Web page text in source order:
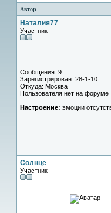
Автор
Наталия77
Участник
Сообщения: 9
Зарегистрирован: 28-1-10
Откуда: Москва
Пользователя нет на форуме
Настроение: эмоции
Солнце
Участник